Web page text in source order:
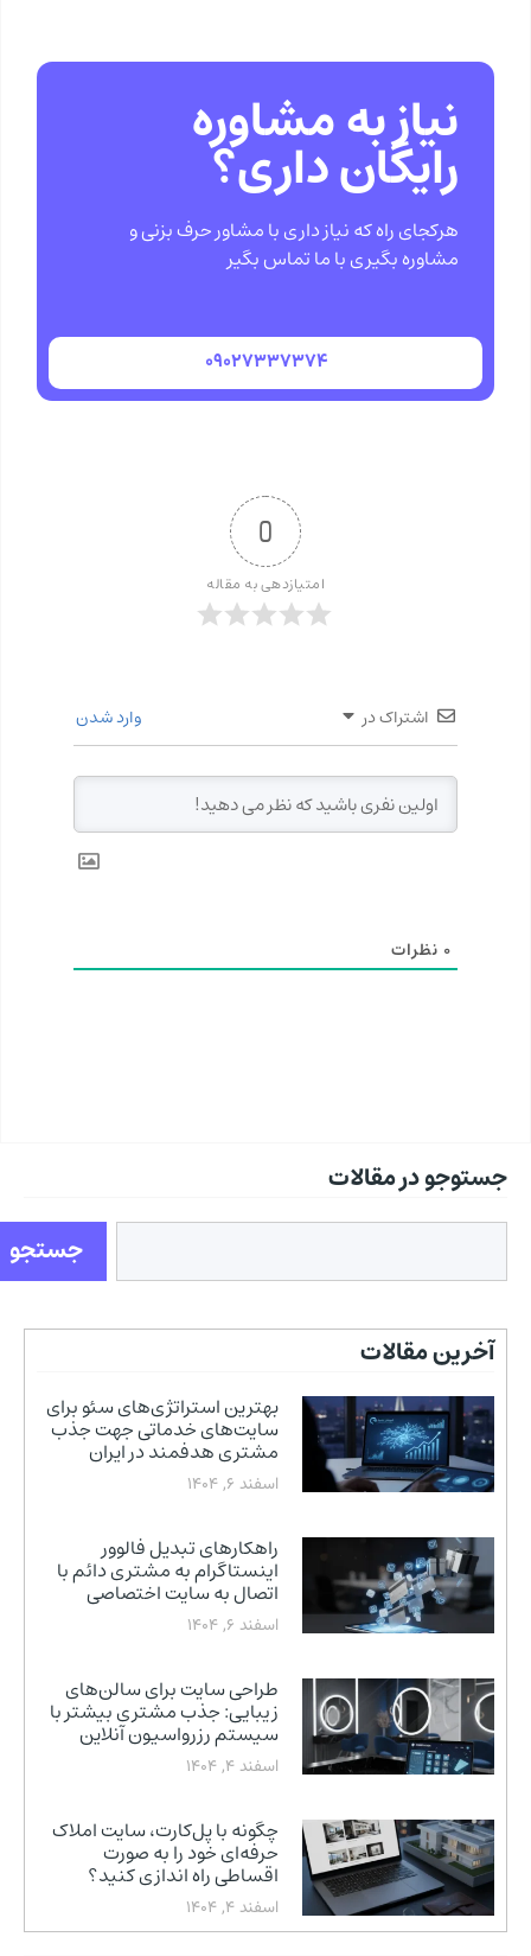
نیاز به مشاوره
رایگان داری؟
هرکجای راه که نیاز داری با مشاور حرف بزنی و
مشاوره بگیری با ما تماس بگیر
۰۹۰۲۷۳۳۷۳۷۴
امتیازدهی به مقاله
اشتراک در وارد شدن
نظرات
جستوجو در مقالات
جستجو
آخرین مقالات
بهترین استراتژی‌های سئو برای
سایت‌های خدماتی جهت جذب
مشتری هدفمند در ایران
اسفند 6, 1404
راهکارهای تبدیل فالوور
اینستاگرام به مشتری دائم با
اتصال به سایت اختصاصی
اسفند 6, 1404
طراحی سایت برای سالن‌های
زیبایی: جذب مشتری بیشتر با
سیستم رزرواسیون آنلاین
اسفند 4, 1404
چگونه با پل‌کارت، سایت املاک
حرفه‌ای خود را به صورت
اقساطی راه اندازی کنید؟
اسفند 4, 1404